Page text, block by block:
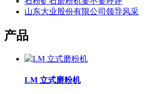
山东大业股份有限公司领导风采
产品
LM 立式磨粉机